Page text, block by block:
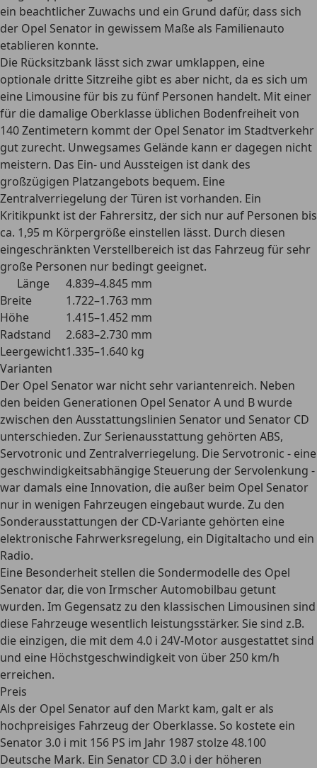
ein beachtlicher Zuwachs und ein Grund dafür, dass sich
der Opel Senator in gewissem Maße als Familienauto
etablieren konnte.
Die Rücksitzbank lässt sich zwar umklappen, eine
optionale dritte Sitzreihe gibt es aber nicht, da es sich um
eine Limousine für bis zu fünf Personen handelt. Mit einer
für die damalige Oberklasse üblichen Bodenfreiheit von
140 Zentimetern kommt der Opel Senator im Stadtverkehr
gut zurecht. Unwegsames Gelände kann er dagegen nicht
meistern. Das Ein- und Aussteigen ist dank des
großzügigen Platzangebots bequem. Eine
Zentralverriegelung der Türen ist vorhanden. Ein
Kritikpunkt ist der Fahrersitz, der sich nur auf Personen bis
ca. 1,95 m Körpergröße einstellen lässt. Durch diesen
eingeschränkten Verstellbereich ist das Fahrzeug für sehr
große Personen nur bedingt geeignet.
Länge
4.839–4.845 mm
Breite
1.722–1.763 mm
Höhe
1.415–1.452 mm
Radstand
2.683–2.730 mm
Leergewicht1.335–1.640 kg
Varianten
Der Opel Senator war nicht sehr variantenreich. Neben
den beiden Generationen Opel Senator A und B wurde
zwischen den Ausstattungslinien Senator und Senator CD
unterschieden. Zur Serienausstattung gehörten ABS,
Servotronic und Zentralverriegelung. Die Servotronic - eine
geschwindigkeitsabhängige Steuerung der Servolenkung -
war damals eine Innovation, die außer beim Opel Senator
nur in wenigen Fahrzeugen eingebaut wurde. Zu den
Sonderausstattungen der CD-Variante gehörten eine
elektronische Fahrwerksregelung, ein Digitaltacho und ein
Radio.
Eine Besonderheit stellen die Sondermodelle des Opel
Senator dar, dievon Irmscher Automobilbau getunt
wurden. Im Gegensatz zu den klassischen Limousinen sind
diese Fahrzeuge wesentlich leistungsstärker. Sie sind z.B.
die einzigen, die mit dem 4.0 i 24V-Motor ausgestattet sind
und eine Höchstgeschwindigkeit von über 250 km/h
erreichen.
Preis
Als der Opel Senator auf den Markt kam, galt er als
hochpreisiges Fahrzeug der Oberklasse. So kostete ein
Senator 3.0 i mit 156 PS im Jahr 1987 stolze 48.100
Deutsche Mark. Ein Senator CD 3.0 i der höheren